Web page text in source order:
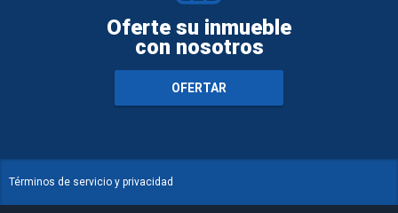
Oferte su inmueble
con nosotros
OFERTAR
Términos de servicio y privacidad